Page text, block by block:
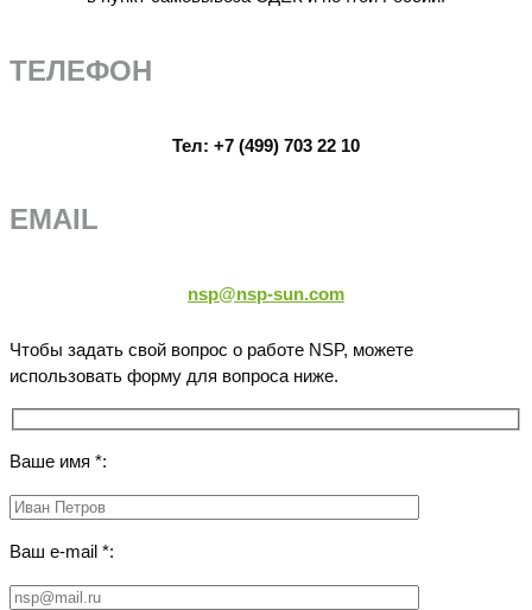
ТЕЛЕФОН
Тел: +7 (499) 703 22 10
EMAIL
nsp@nsp-sun.com
Чтобы задать свой вопрос о работе NSP, можете
использовать форму для вопроса ниже.
Ваше имя *:
Ваш e-mail *: